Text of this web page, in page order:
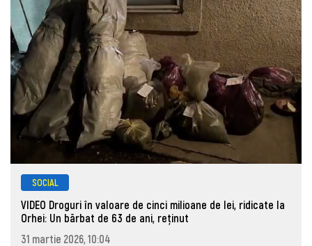
SOCIAL
VIDEO Droguri în valoare de cinci milioane de lei, ridicate la
Orhei: Un bărbat de 63 de ani, reţinut
31 martie 2026, 10:04